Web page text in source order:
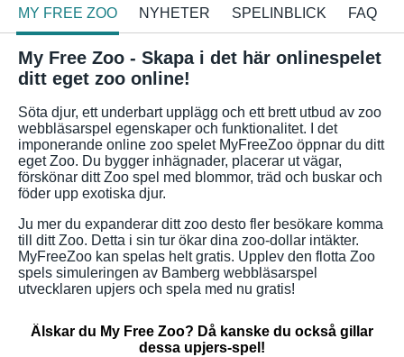
MY FREE ZOO NYHETER SPELINBLICK FAQ
My Free Zoo - Skapa i det här onlinespelet
ditt eget zoo online!
Söta djur, ett underbart upplägg och ett brett utbud av zoo
webbläsarspel egenskaper och funktionalitet. I det
imponerande online zoo spelet MyFreeZoo öppnar du ditt
eget Zoo. Du bygger inhägnader, placerar ut vägar,
förskönar ditt Zoo spel med blommor, träd och buskar och
föder upp exotiska djur.
Ju mer du expanderar ditt zoo desto fler besökare komma
till ditt Zoo. Detta i sin tur ökar dina zoo-dollar intäkter.
MyFreeZoo kan spelas helt gratis. Upplev den flotta Zoo
spels simuleringen av Bamberg webbläsarspel
utvecklaren upjers och spela med nu gratis!
Älskar du My Free Zoo? Då kanske du också gillar
dessa upjers-spel!